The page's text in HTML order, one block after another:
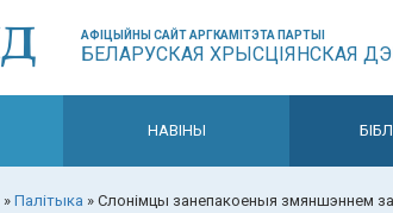
АФІЦЫЙНЫ САЙТ АРГКАМІТЭТА ПАРТЫІ
БЕЛАРУСКАЯ ХРЫСЦІЯНСКАЯ
НАВІНЫ
» Палітыка » Слонімцы занепакоеныя змяншэннем